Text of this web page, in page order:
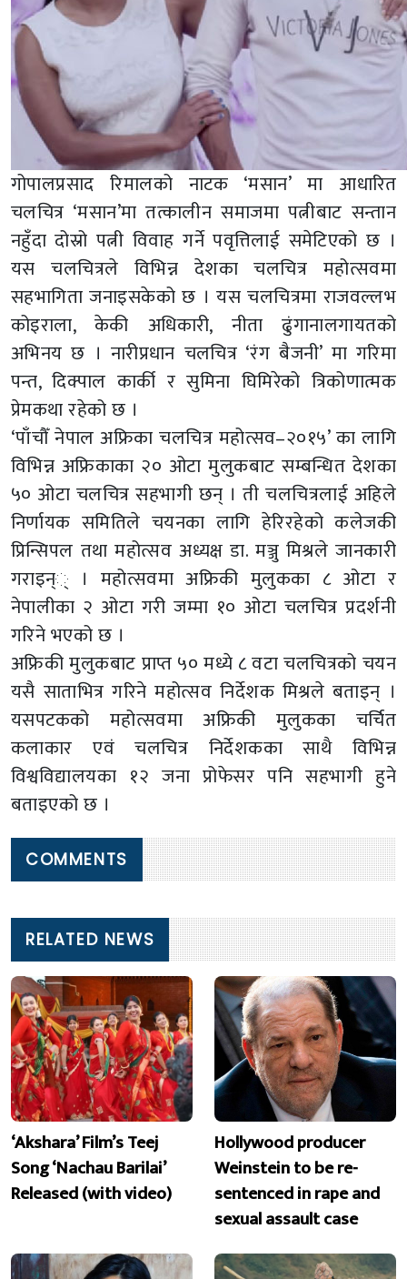
गोपालप्रसाद रिमालको नाटक ‘मसान’ मा आधारित
चलचित्र ‘मसान’मा तत्कालीन समाजमा पत्नीबाट सन्तान
नहुँदा दोस्रो पत्नी विवाह गर्ने पवृत्तिलाई समेटिएको छ ।
यस चलचित्रले विभिन्न देशका चलचित्र महोत्सवमा
सहभागिता जनाइसकेको छ । यस चलचित्रमा राजवल्लभ
कोइराला, केकी अधिकारी, नीता ढुंगानालगायतको
अभिनय छ । नारीप्रधान चलचित्र ‘रंग बैजनी’ मा गरिमा
पन्त, दिक्पाल कार्की र सुमिना घिमिरेको त्रिकोणात्मक
प्रेमकथा रहेको छ ।
‘पाँचौँ नेपाल अफ्रिका चलचित्र महोत्सव–२०१५’ का लागि
विभिन्न अफ्रिकाका २० ओटा मुलुकबाट सम्बन्धित देशका
५० ओटा चलचित्र सहभागी छन् । ती चलचित्रलाई अहिले
निर्णायक समितिले चयनका लागि हेरिरहेको कलेजकी
प्रिन्सिपल तथा महोत्सव अध्यक्ष डा. मञ्जु मिश्रले जानकारी
गराइन्् । महोत्सवमा अफ्रिकी मुलुकका ८ ओटा र
नेपालीका २ ओटा गरी जम्मा १० ओटा चलचित्र प्रदर्शनी
गरिने भएको छ ।
अफ्रिकी मुलुकबाट प्राप्त ५० मध्ये ८ वटा चलचित्रको चयन
यसै साताभित्र गरिने महोत्सव निर्देशक मिश्रले बताइन् ।
यसपटकको महोत्सवमा अफ्रिकी मुलुकका चर्चित
कलाकार एवं चलचित्र निर्देशकका साथै विभिन्न
विश्वविद्यालयका १२ जना प्रोफेसर पनि सहभागी हुने
बताइएको छ ।
COMMENTS
RELATED NEWS
‘Akshara’ Film’s Teej
Song ‘Nachau Barilai’
Released (with video)
Hollywood producer
Weinstein to be re-
sentenced in rape and
sexual assault case